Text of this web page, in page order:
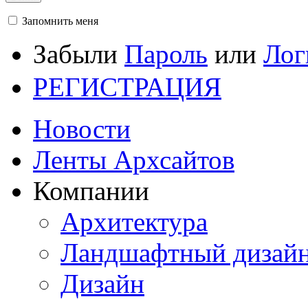
Запомнить меня
Забыли Пароль или
РЕГИСТРАЦИЯ
Новости
Ленты Архсайтов
Компании
Архитектура
Ландшафтный
Дизайн